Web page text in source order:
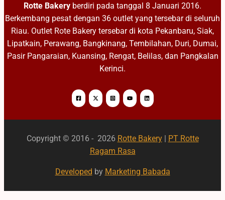
Rotte Bakery berdiri pada tanggal 8 Januari 2016.
Berkembang pesat dengan 36 outlet yang tersebar di seluruh
Riau. Outlet Rote Bakery tersebar di kota Pekanbaru, Siak,
Lipatkain, Perawang, Bangkinang, Tembilahan, Duri, Dumai,
Pasir Pangaraian, Kuansing, Rengat, Belilas, dan Pangkalan
Kerinci.
Copyright © 2016 - 2026 Rotte Bakery| PT Rotte
Ragam Rasa
Developed by Marketing Babada